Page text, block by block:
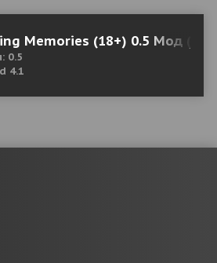
Memories (18+) 0.5 Мод
0.5
4.1